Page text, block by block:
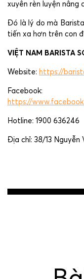
xuyên rèn luyện nâng
Đó là lý do mà
tiến xa hơn trên con
VIỆT NAM BARISTA
Website: https://
Facebook:
https://
Hotline: 1900 636246
Địa chỉ: 38/13 Nguyễn
Post